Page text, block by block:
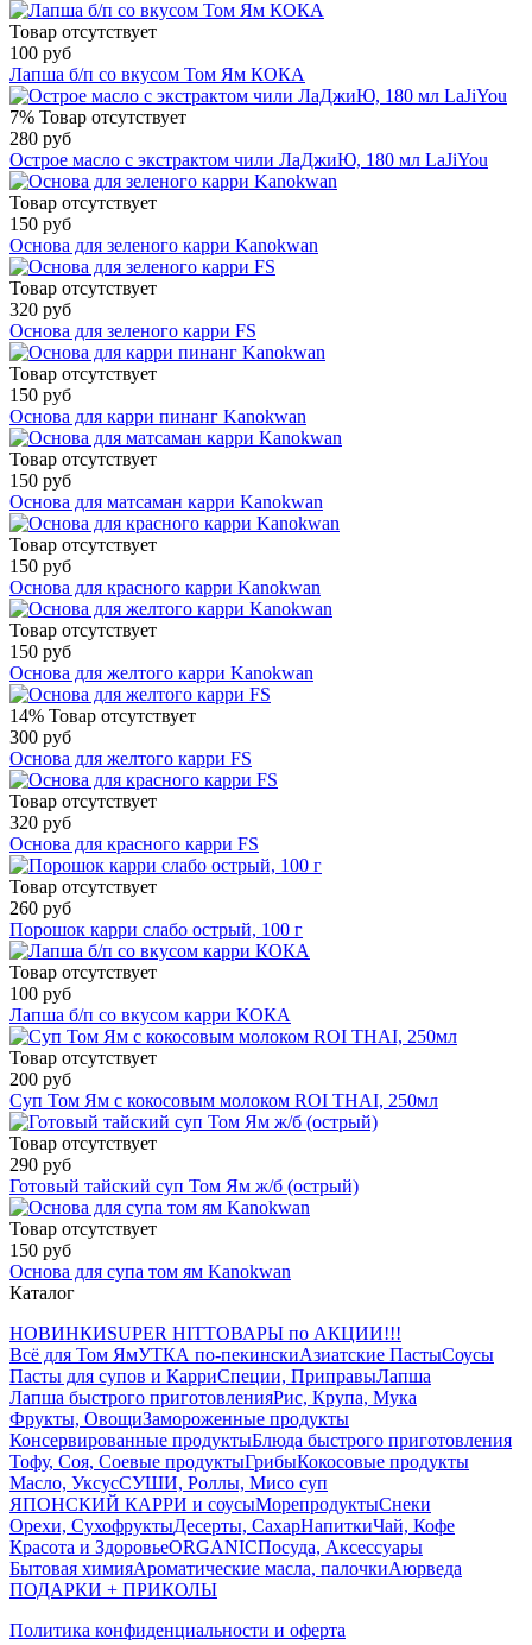
Товар отсутствует
100 руб
Лапша б/п со вкусом Том Ям КОКА
7% Товар отсутствует
280 руб
Острое масло с экстрактом чили ЛаДжиЮ, 180 мл LaJiYou
Товар отсутствует
150 руб
Основа для зеленого карри Kanokwan
Товар отсутствует
320 руб
Основа для зеленого карри FS
Товар отсутствует
150 руб
Основа для карри пинанг Kanokwan
Товар отсутствует
150 руб
Основа для матсаман карри Kanokwan
Товар отсутствует
150 руб
Основа для красного карри Kanokwan
Товар отсутствует
150 руб
Основа для желтого карри Kanokwan
14% Товар отсутствует
300 руб
Основа для желтого карри FS
Товар отсутствует
320 руб
Основа для красного карри FS
Товар отсутствует
260 руб
Порошок карри слабо острый, 100 г
Товар отсутствует
100 руб
Лапша б/п со вкусом карри КОКА
Товар отсутствует
200 руб
Суп Том Ям с кокосовым молоком ROI THAI, 250мл
Товар отсутствует
290 руб
Готовый тайский суп Том Ям ж/б (острый)
Товар отсутствует
150 руб
Основа для супа том ям Kanokwan
Каталог
НОВИНКИSUPER HITТОВАРЫ по АКЦИИ!!!
Всё для Том ЯмУТКА по-пекинскиАзиатские ПастыСоусы
Пасты для супов и КарриСпеции, ПриправыЛапша
Лапша быстрого приготовленияРис, Крупа, Мука
Фрукты, ОвощиЗамороженные продукты
Консервированные продуктыБлюда быстрого приготовления
Тофу, Соя, Соевые продуктыГрибыКокосовые продукты
Масло, УксусСУШИ, Роллы, Мисо суп
ЯПОНСКИЙ КАРРИ и соусыМорепродуктыСнеки
Орехи, СухофруктыДесерты, СахарНапиткиЧай, Кофе
Красота и ЗдоровьеORGANICПосуда, Аксессуары
Бытовая химияАроматические масла, палочкиАюрведа
ПОДАРКИ + ПРИКОЛЫ
Политика конфиденциальности и оферта